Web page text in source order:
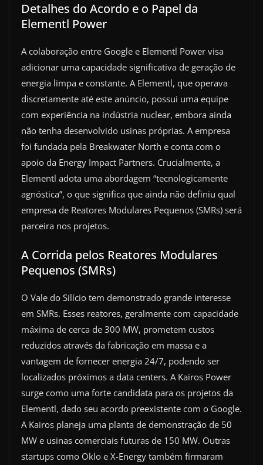
Detalhes do Acordo e o Papel da
Elementl Power
A colaboração entre Google e Elementl Power visa
adicionar uma capacidade significativa de geração de
energia limpa e constante. A Elementl, que operava
discretamente até este anúncio, possui uma equipe
com experiência na indústria nuclear, embora ainda
não tenha desenvolvido usinas próprias. A empresa
foi fundada pela Breakwater North e conta com o
apoio da Energy Impact Partners. Crucialmente, a
Elementl adota uma abordagem “tecnologicamente
agnóstica”, o que significa que ainda não definiu qual
empresa de Reatores Modulares Pequenos (SMRs) será
parceira nos projetos.
A Corrida pelos Reatores Modulares
Pequenos (SMRs)
O Vale do Silício tem demonstrado grande interesse
em SMRs. Esses reatores, geralmente com capacidade
máxima de cerca de 300 MW, prometem custos
reduzidos através da fabricação em massa e a
vantagem de fornecer energia 24/7, podendo ser
localizados próximos a data centers. A Kairos Power
surge como uma forte candidata para os projetos da
Elementl, dado seu acordo preexistente com o Google.
A Kairos planeja uma planta de demonstração de 50
MW e usinas comerciais futuras de 150 MW. Outras
startups como Oklo e X-Energy também firmaram